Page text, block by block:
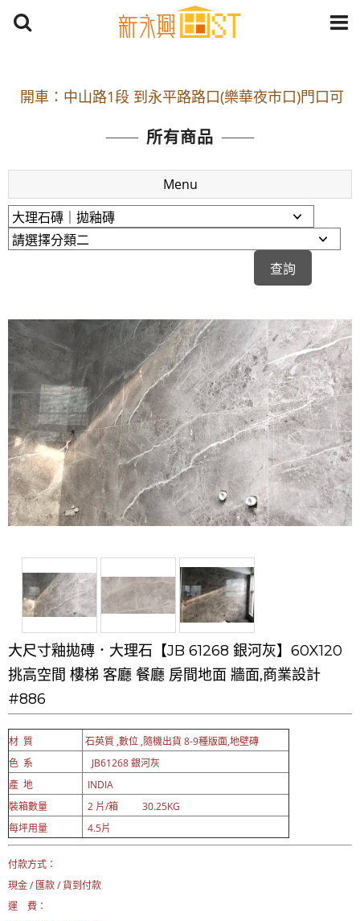
停車
捷運： 中和線【頂溪站 2 號出口】往中山路1段139
原Line已滿 無法加Line好友 請親愛的客戶加入
LINE官方帳號@a0975005573
開車：中山路1段 到永平路路口(樂華夜市口)門口可
停車
捷運： 中和線【頂溪站 2 號出口】往中山路1段139
原Line已滿 無法加Line好友 請親愛的客戶加入
LINE官方帳號@a0975005573
所有商品
Menu
大尺寸釉拋磚．大理石【JB 61268 銀河灰】60X120
挑高空間 樓梯 客廳 餐廳 房間地面 牆面,商業設計
#886
材 質
石英質 ,數位 ,隨機出貨 8-9種版面,地壁磚
色 系
JB61268 銀河灰
產 地
INDIA
裝箱數量
2 片/箱 30.25KG
每坪用量
4.5片
付款方式：
現金 / 匯款 / 貨到付款
運 費：